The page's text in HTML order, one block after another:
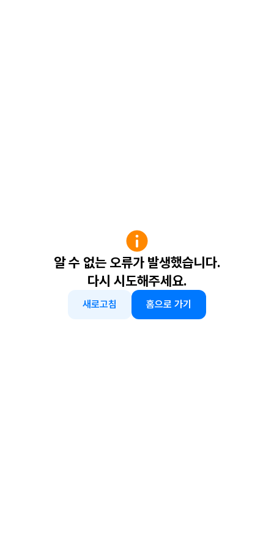
알 수 없는 오류가 발생했습니다.
다시 시도해주세요.
새로고침 홈으로 가기